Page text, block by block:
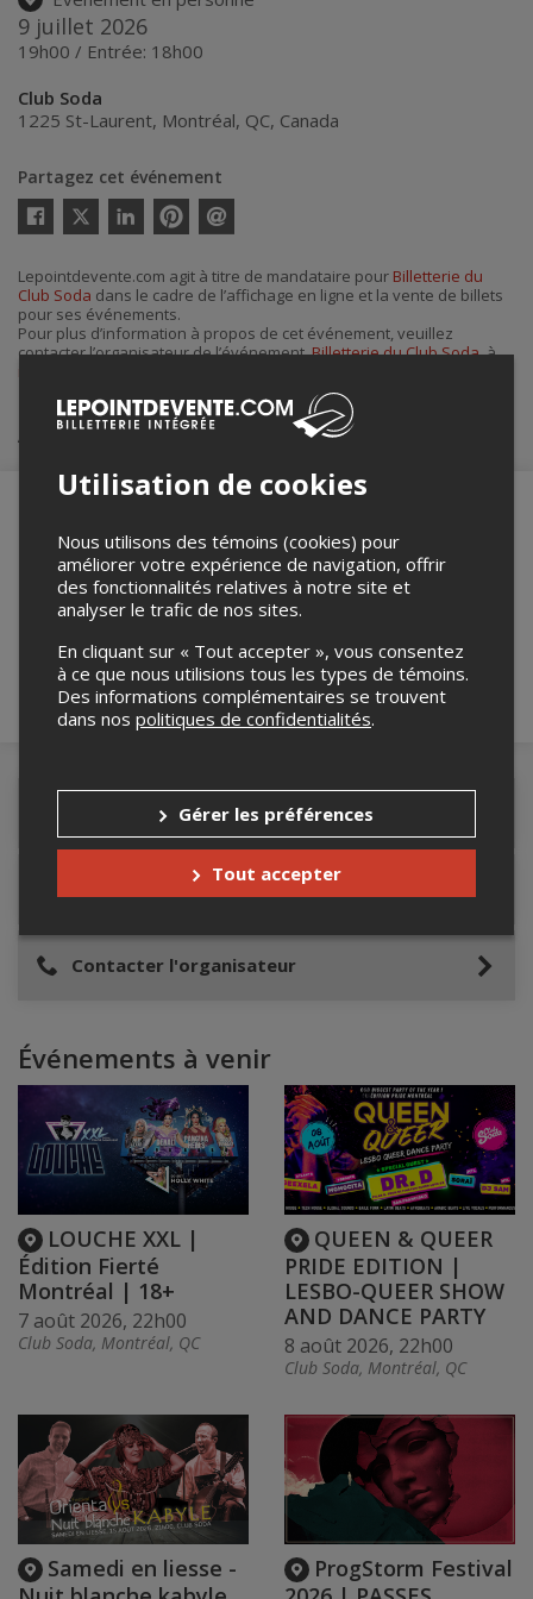
9 juillet 2026
19h00 / Entrée: 18h00
Club Soda
1225 St-Laurent, Montréal, QC, Canada
Partagez cet événement
Twitter
courriel
Lepointdevente.com agit à titre de mandataire pour Billetterie du
Club Soda dans le cadre de l’affichage en ligne et la vente de billets
pour ses événements.
Pour plus d’information à propos de cet événement, veuillez
contacter l’organisateur de l’événement,Billetterie du Club Soda, à
Achat de billets
Merci de confirmer que vous n'êtes pas un
robot ci-bas.
Détails de l'événement
Lieu de l'événement
Contacter l'organisateur
Événements à venir
LOUCHE XXL |
Édition Fierté
Montréal | 18+
7 août 2026, 22h00
Club Soda, Montréal, QC
QUEEN & QUEER
PRIDE EDITION |
LESBO-QUEER SHOW
AND DANCE PARTY
8 août 2026, 22h00
Club Soda, Montréal, QC
Samedi en liesse -
ProgStorm Festival
Utilisation de cookies
Nous utilisons des témoins (cookies) pour
améliorer votre expérience de navigation, offrir
des fonctionnalités relatives à notre site et
analyser le trafic de nos sites.
En cliquant sur « Tout accepter », vous consentez
à ce que nous utilisions tous les types de témoins.
Des informations complémentaires se trouvent
dans nos politiques de confidentialités.
Gérer les préférences
Tout accepter